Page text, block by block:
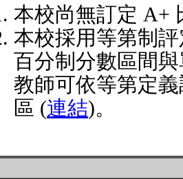
本校尚無訂定 A+
本校採用等第制
百分制分數區間
教師可依等第定
區 (連結)。